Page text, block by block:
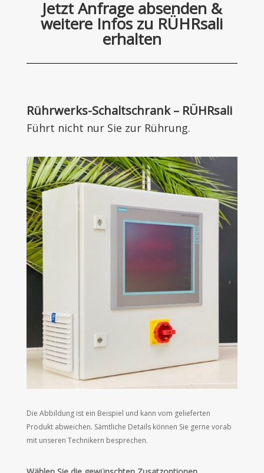
Jetzt Anfrage absenden &
weitere Infos zu RÜHRsali
erhalten
Rührwerks-Schaltschrank – RÜHRsali
Führt nicht nur Sie zur Rührung.
Die Abbildung ist ein Beispiel und kann vom gelieferten
Produkt abweichen. Sämtliche Details können Sie gerne vorab
mit unseren Technikern besprechen.